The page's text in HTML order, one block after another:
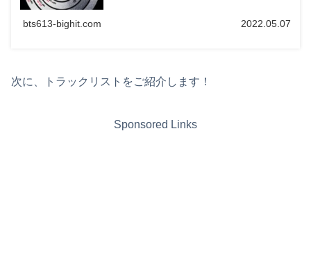
bts613-bighit.com 2022.05.07
次に、トラックリストをご紹介します！
Sponsored Links